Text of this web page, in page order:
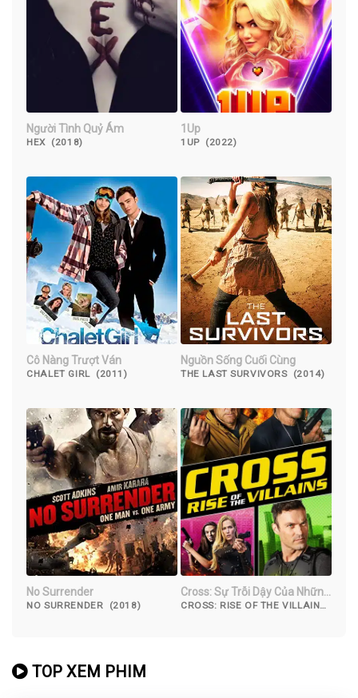
Người Tình Quỷ Ám
HEX (2018)
1Up
1UP (2022)
Cô Nàng Trượt Ván
CHALET GIRL (2011)
Nguồn Sống Cuối Cùng
THE LAST SURVIVORS (2014)
No Surrender
NO SURRENDER (2018)
Cross: Sự Trỗi Dậy Của Những
Kẻ Phản Diện
CROSS: RISE OF THE VILLAINS
TOP XEM PHIM